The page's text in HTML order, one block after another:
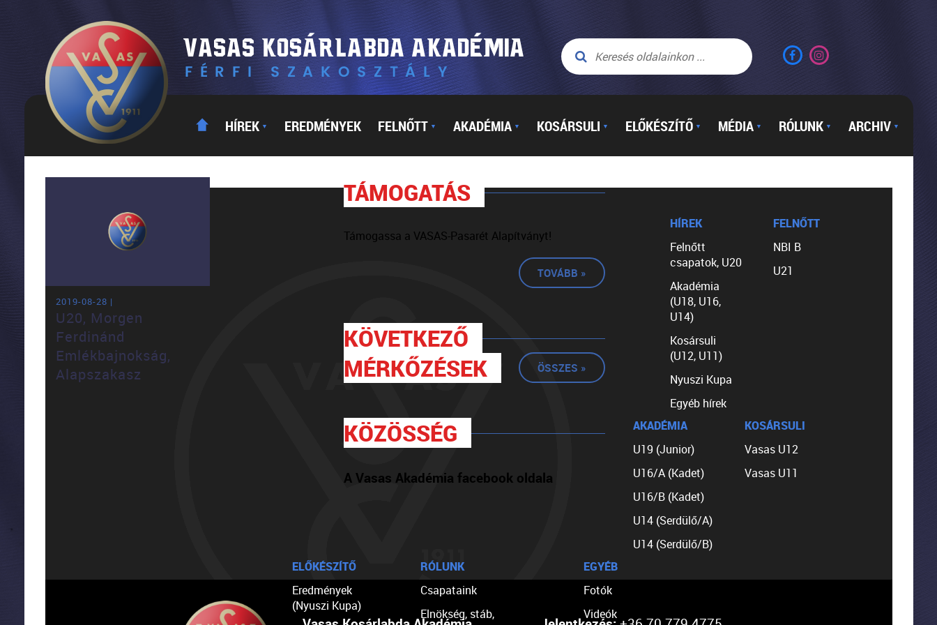
HÍREK ▼ EREDMÉNYEK FELNŐTT ▼ AKADÉMIA ▼ KOSÁRSULI ▼ ELŐKÉSZÍTŐ ▼ MÉDIA ▼ RÓLUNK ▼ ARCHIV ▼
2019-08-28 |
U20, Morgen
Ferdinánd
Emlékbajnokság,
Alapszakasz
TÁMOGATÁS
Támogassa a VASAS-Pasarét Alapítványt!
TOVÁBB »
KÖVETKEZŐ
MÉRKŐZÉSEK
ÖSSZES »
KÖZÖSSÉG
A Vasas Akadémia facebook oldala
HÍREK
Felnőtt
csapatok, U20
Akadémia
(U18, U16,
U14)
Kosársuli
(U12, U11)
Nyuszi Kupa
Egyéb hírek
FELNŐTT
NBI B
U21
AKADÉMIA
U19 (Junior)
U16/A (Kadet)
U16/B (Kadet)
U14 (Serdülő/A)
U14 (Serdülő/B)
KOSÁRSULI
Vasas U12
Vasas U11
ELŐKÉSZÍTŐ
Eredmények
(Nyuszi Kupa)
RÓLUNK
Csapataink
Elnökség, stáb,
EGYÉB
Fotók
Videók